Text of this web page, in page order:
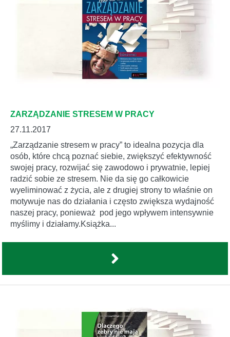
ZARZĄDZANIE STRESEM W PRACY
27.11.2017
„Zarządzanie stresem w pracy” to idealna pozycja dla
osób, które chcą poznać siebie, zwiększyć efektywność
swojej pracy, rozwijać się zawodowo i prywatnie, lepiej
radzić sobie ze stresem. Nie da się go całkowicie
wyeliminować z życia, ale z drugiej strony to właśnie on
motywuje nas do działania i często zwiększa wydajność
naszej pracy, ponieważ pod jego wpływem intensywnie
myślimy i działamy.Książka...